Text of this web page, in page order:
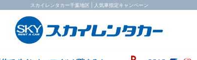
スカイレンタカー千葉地区 | 人気車指定キャンペーン